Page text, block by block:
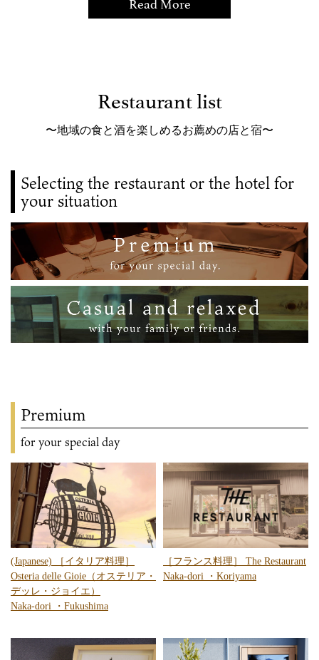
Restaurant list
〜地域の食と酒を楽しめるお薦めの店と宿〜
Selecting the restaurant or the hotel for
your situation
Premium
for your special day
(Japanese) ［イタリア料理］
Osteria delle Gioie（オステリア・
デッレ・ジョイエ）
Naka-dori ・ Fukushima
［フランス料理］ The Restaurant
Naka-dori ・ Koriyama